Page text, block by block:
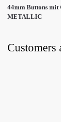
44mm Buttons mit
METALLIC
Customers